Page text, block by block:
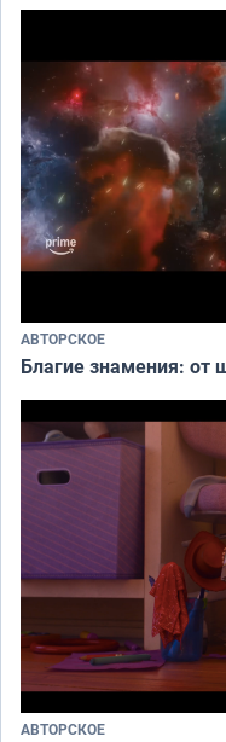
АВТОРСКОЕ
Благие знамения:
АВТОРСКОЕ